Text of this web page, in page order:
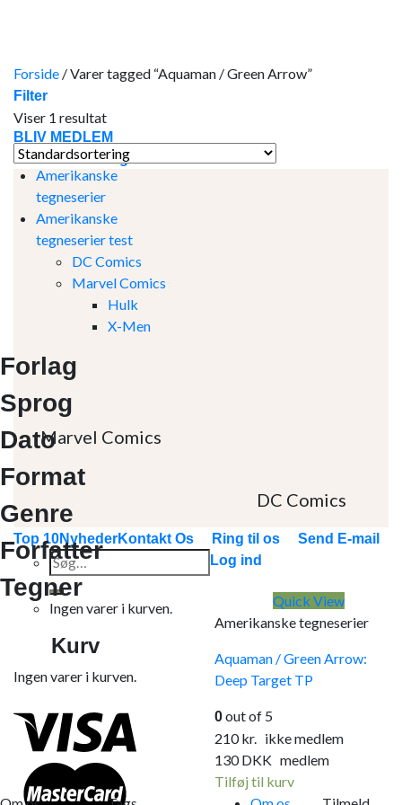
BLIV MEDLEM
Amerikanske tegneserier
Marvel Comics
DC Comics
Top 10NyhederKontakt Os Ring til os Send E-mail
Søg
efter:
Log ind
Ingen varer i kurven.
Kurv
Ingen varer i kurven.
Forside /Varer tagged “Aquaman / Green Arrow”
Filter
Viser 1 resultat
Amerikanske
tegneserier
Amerikanske
tegneserier test
DC Comics
Marvel Comics
Hulk
X-Men
Forlag
Sprog
Dato
Format
Genre
Forfatter
Tegner
Quick View
Amerikanske tegneserier
Aquaman / Green Arrow:
Deep Target TP
0out of 5
210kr. ikke medlem
130DKK medlem
Tilføj til kurv